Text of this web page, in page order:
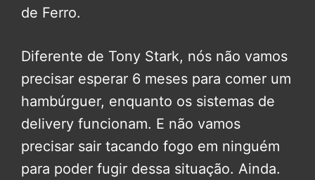
de Ferro.
Diferente de Tony Stark, nós não vamos
precisar esperar 6 meses para comer um
hambúrguer, enquanto os sistemas de
delivery funcionam. E não vamos
precisar sair tacando fogo em ninguém
para poder fugir dessa situação. Ainda.